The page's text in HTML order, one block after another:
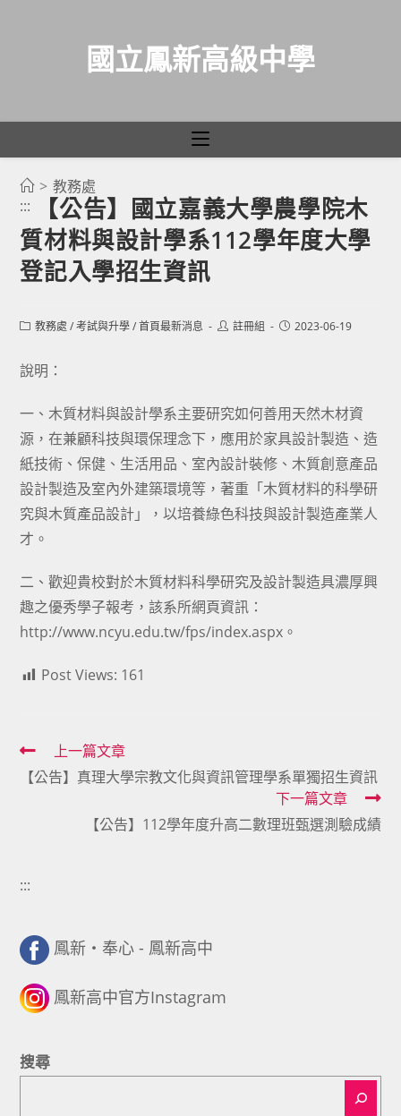
國立鳳新高級中學
> 教務處
:::
【公告】國立嘉義大學農學院木
質材料與設計學系112學年度大學
登記入學招生資訊
Post教務處 / 考試與升學 / 首頁最新消息
Post註冊組
Post2023-06-19
說明：
一、木質材料與設計學系主要研究如何善用天然木材資
源，在兼顧科技與環保理念下，應用於家具設計製造、造
紙技術、保健、生活用品、室內設計裝修、木質創意產品
設計製造及室內外建築環境等，著重「木質材料的科學研
究與木質產品設計」，以培養綠色科技與設計製造產業人
才。
二、歡迎貴校對於木質材料科學研究及設計製造具濃厚興
趣之優秀學子報考，該系所網頁資訊：
http://www.ncyu.edu.tw/fps/index.aspx。
Post Views: 161
Read
more
上一篇文章
【公告】真理大學宗教文化與資訊管理學系單獨招生資訊
下一篇文章
【公告】112學年度升高二數理班甄選測驗成績
:::
鳳新・奉心 - 鳳新高中
鳳新高中官方Instagram
搜尋